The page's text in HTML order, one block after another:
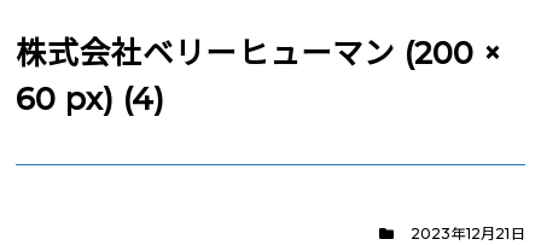
株式会社ベリーヒューマン (200 ×
60 px) (4)
2023年12月21日